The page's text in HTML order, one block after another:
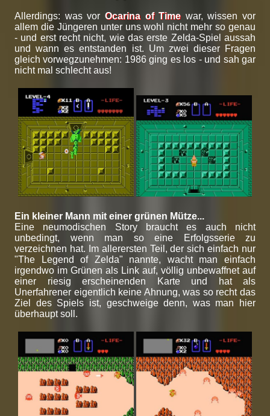
Allerdings: was vor Ocarina of Timewar, wissen vor
allem die Jüngeren unter uns wohl nicht mehr so genau
- und erst recht nicht, wie das erste Zelda-Spiel aussah
und wann es entstanden ist. Um zwei dieser Fragen
gleich vorwegzunehmen: 1986 ging es los - und sah gar
nicht mal schlecht aus!
Ein kleiner Mann mit einer grünen Mütze...
Eine neumodischen Story braucht es auch nicht
unbedingt, wenn man so eine Erfolgsserie zu
verzeichnen hat. Im allerersten Teil, der sich einfach nur
"The Legend of Zelda" nannte, wacht man einfach
irgendwo im Grünen als Link auf, völlig unbewaffnet auf
einer riesig erscheinenden Karte und hat als
Unerfahrener eigentlich keine Ahnung, was so recht das
Ziel des Spiels ist, geschweige denn, was man hier
überhaupt soll.